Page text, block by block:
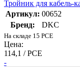
Тройник для кабель-
Артикул: 00652
Бренд:
DKC
На складе 15 PCE
Цена:
114,1 / PCE
-